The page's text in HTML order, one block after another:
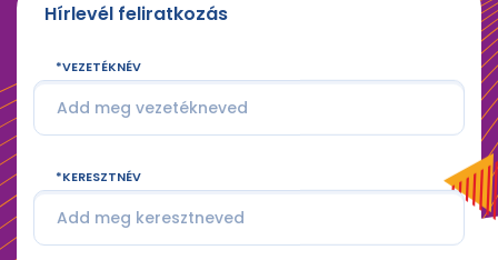
Hírlevél feliratkozás
VEZETÉKNÉV
KERESZTNÉV